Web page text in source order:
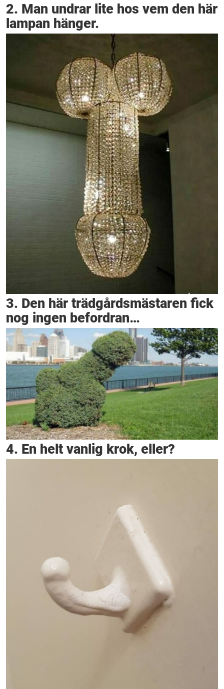
2. Man undrar lite hos vem den här
lampan hänger.
3. Den här trädgårdsmästaren fick
nog ingen befordran…
4. En helt vanlig krok, eller?